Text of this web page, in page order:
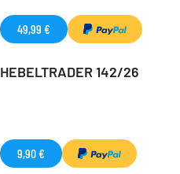
49,99 €
HEBELTRADER 142/26
9,90 €